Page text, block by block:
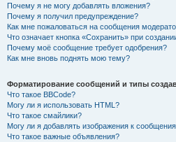
Почему я не могу добавлять вложения?
Почему я получил предупреждение?
Как мне пожаловаться на сообщения
Что означает кнопка «Сохранить» при
Почему моё сообщение требует одобрения?
Как мне вновь поднять мою тему?
Форматирование сообщений и типы
Что такое BBCode?
Могу ли я использовать HTML?
Что такое смайлики?
Могу ли я добавлять изображения к
Что такое важные объявления?